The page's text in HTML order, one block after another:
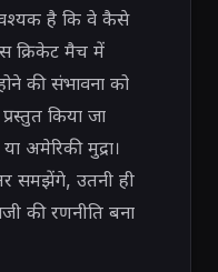
है कि वे कैसे
क्रिकेट मैच में
की संभावना को
प्रस्तुत किया जा
अमेरिकी मुद्रा।
समझेंगे, उतनी ही
की रणनीति बना